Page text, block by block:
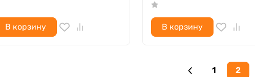
В корзину В корзину
1 2